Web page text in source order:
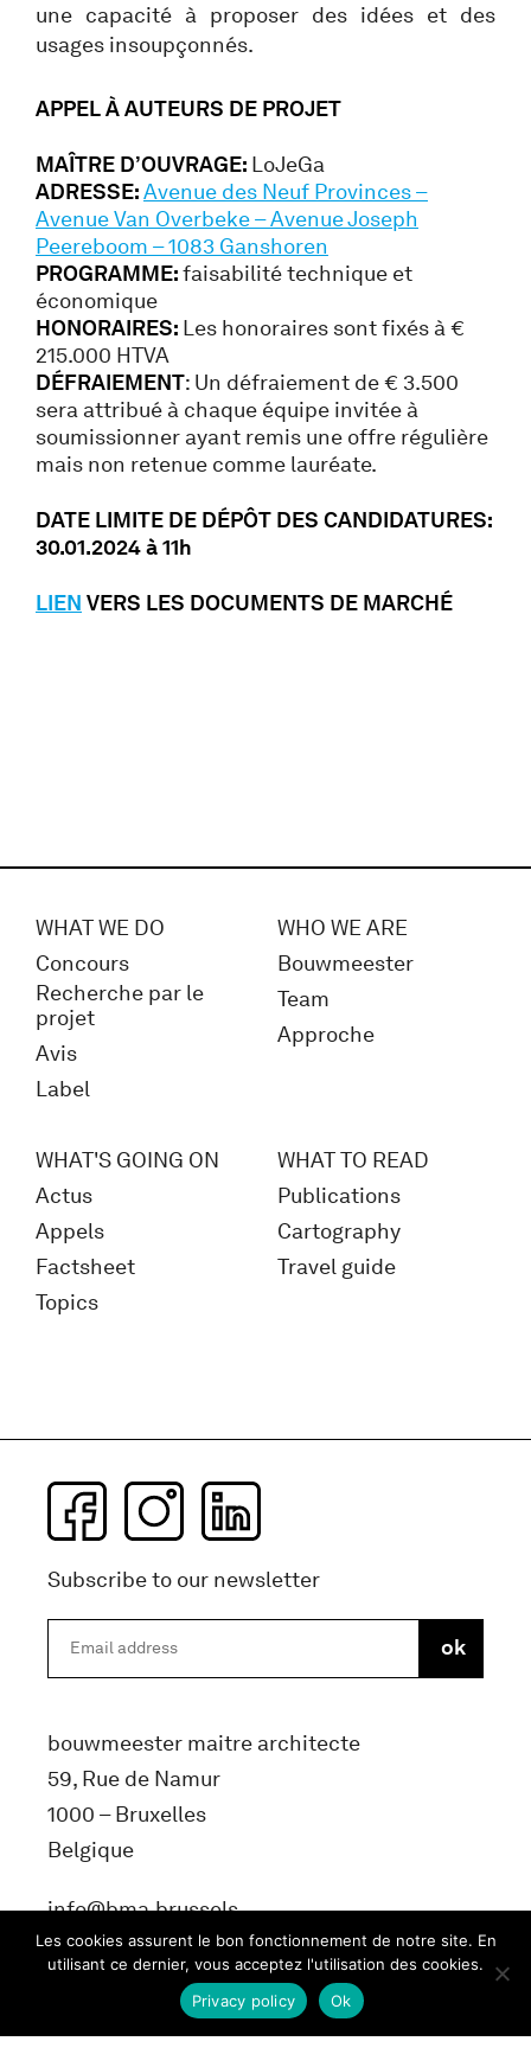
une capacité à proposer des idées et des
usages insoupçonnés.
APPEL À AUTEURS DE PROJET
MAÎTRE D’OUVRAGE: LoJeGa
ADRESSE:Avenue des Neuf Provinces –
Avenue Van Overbeke – Avenue Joseph
Peereboom – 1083 Ganshoren
PROGRAMME:faisabilité technique et
économique
HONORAIRES: Les honoraires sont fixés à €
215.000 HTVA
DÉFRAIEMENT: Un défraiement de € 3.500
sera attribué à chaque équipe invitée à
soumissionner ayant remis une offre régulière
mais non retenue comme lauréate.
DATE LIMITE DE DÉPÔT DES CANDIDATURES:
30.01.2024 à 11h
LIEN VERS LES DOCUMENTS DE MARCHÉ
WHAT WE DO
Concours
Recherche par le
projet
Avis
Label
WHO WE ARE
Bouwmeester
Team
Approche
WHAT'S GOING ON
Actus
Appels
Factsheet
Topics
WHAT TO READ
Publications
Cartography
Travel guide
Subscribe to our newsletter
bouwmeester maitre architecte
59, Rue de Namur
1000 – Bruxelles
Belgique
info@bma.brussels
Les cookies assurent le bon fonctionnement de notre site. En
utilisant ce dernier, vous acceptez l'utilisation des cookies.
Ok
Privacy policy